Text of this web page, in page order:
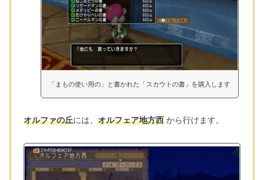
「まもの使い用の」と書かれた「スカウトの書」を購入します
オルファの丘には、 オルフェア地方西 から行けます。